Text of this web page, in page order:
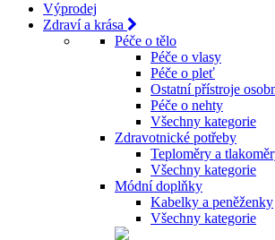
Výprodej
Zdraví a krása
Péče o tělo
Péče o vlasy
Péče o pleť
Ostatní přístroje
Péče o nehty
Všechny kategorie
Zdravotnické potřeby
Teploměry a
Všechny kategorie
Módní doplňky
Kabelky a peněženky
Všechny kategorie